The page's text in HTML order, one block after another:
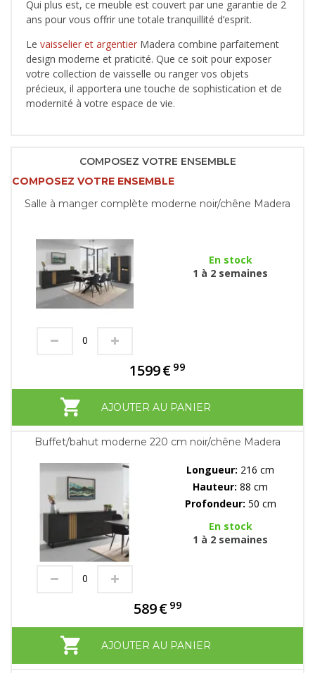
Qui plus est, ce meuble est couvert par une garantie de 2
ans pour vous offrir une totale tranquillité d’esprit.
Le vaisselier et argentier Madera combine parfaitement
design moderne et praticité. Que ce soit pour exposer
votre collection de vaisselle ou ranger vos objets
précieux, il apportera une touche de sophistication et de
modernité à votre espace de vie.
COMPOSEZ VOTRE ENSEMBLE
COMPOSEZ VOTRE ENSEMBLE
Salle à manger complète moderne noir/chêne Madera
En stock
1 à 2 semaines
1599€ 99
AJOUTER AU PANIER
Buffet/bahut moderne 220 cm noir/chêne Madera
Longueur: 216 cm
Hauteur: 88 cm
Profondeur: 50 cm
En stock
1 à 2 semaines
589€ 99
AJOUTER AU PANIER